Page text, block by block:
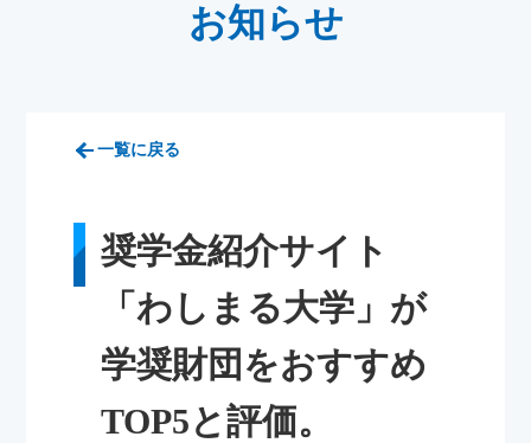
お知らせ
一覧に戻る
奨学金紹介サイト
「わしまる大学」が
学奨財団をおすすめ
TOP5と評価。